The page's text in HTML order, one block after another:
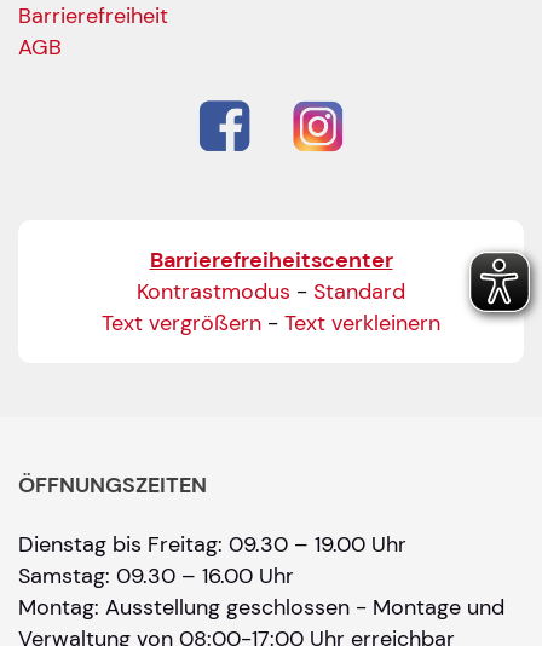
Barrierefreiheit
AGB
Barrierefreiheitscenter
Kontrastmodus - Standard
Text vergrößern - Text verkleinern
ÖFFNUNGSZEITEN
Dienstag bis Freitag: 09.30 – 19.00 Uhr
Samstag: 09.30 – 16.00 Uhr
Montag: Ausstellung geschlossen - Montage und
Verwaltung von 08:00-17:00 Uhr erreichbar